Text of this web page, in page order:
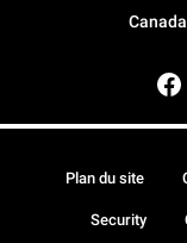
Plan du site
Security